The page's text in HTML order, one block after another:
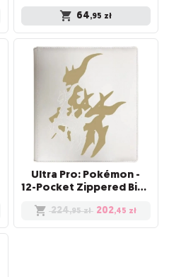
64,95 zł
Ultra Pro: Pokémon -
12-Pocket Zippered Binder - Elite Series - Arceus
224,95 zł 202,45 zł